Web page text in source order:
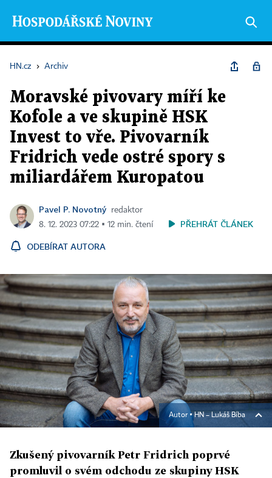
HN.cz › Archiv
Moravské pivovary míří ke
Kofole a ve skupině HSK
Invest to vře. Pivovarník
Fridrich vede ostré spory s
miliardářem Kuropatou
Pavel P. Novotný
redaktor
8. 12. 2023 07:22 ▪ 12 min. čtení
PŘEHRÁT ČLÁNEK
ODEBÍRAT AUTORA
Autor ▪ HN – Lukáš Bíba
Zkušený pivovarník Petr Fridrich poprvé
promluvil o svém odchodu ze skupiny HSK